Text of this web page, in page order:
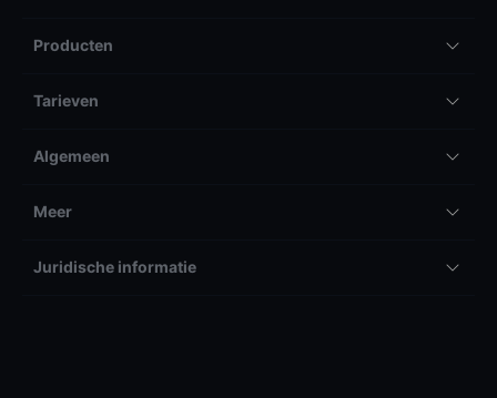
Producten
Tarieven
Algemeen
Meer
Juridische informatie